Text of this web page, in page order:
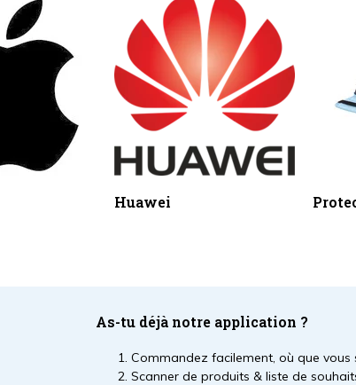
Huawei
As-tu déjà notre application ?
Commandez facilement, où que vous
Scanner de produits & liste de